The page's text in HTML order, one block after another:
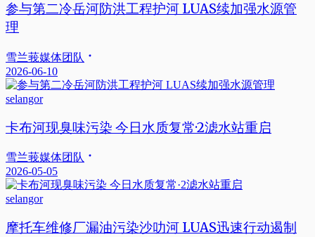
参与第二冷岳河防洪工程护河 LUAS续加强水源管
理
雪兰莪媒体团队
2026-06-10
selangor
卡布河现臭味污染 今日水质复常·2滤水站重启
雪兰莪媒体团队
2026-05-05
selangor
摩托车维修厂漏油污染沙叻河 LUAS迅速行动遏制